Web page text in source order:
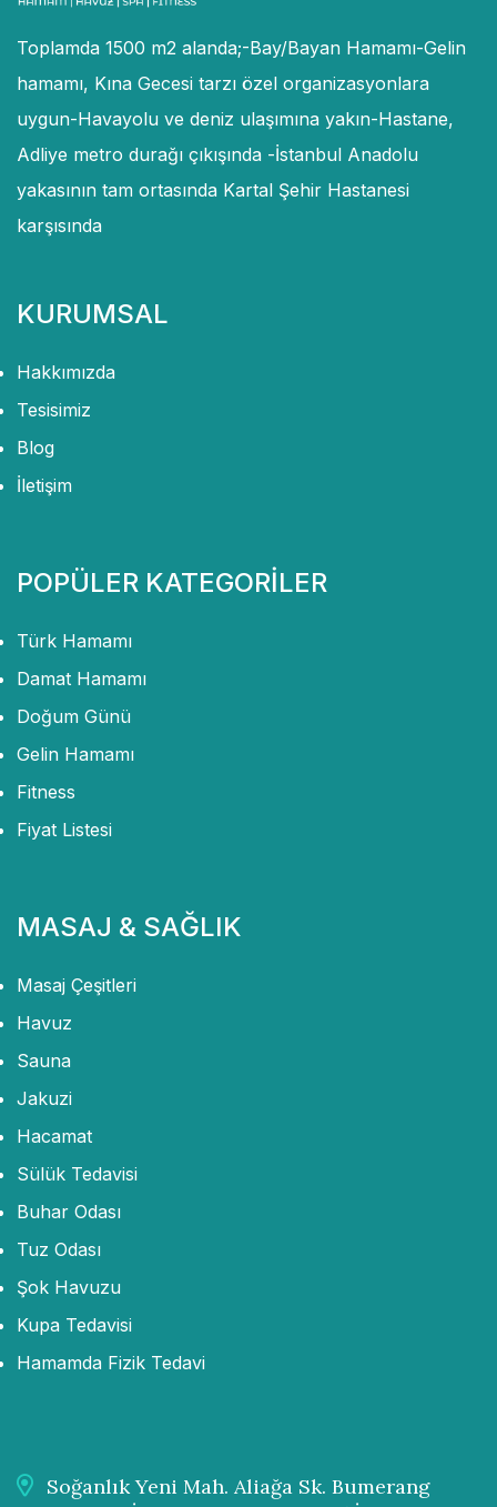
Toplamda 1500 m2 alanda;-Bay/Bayan Hamamı-Gelin
hamamı, Kına Gecesi tarzı özel organizasyonlara
uygun-Havayolu ve deniz ulaşımına yakın-Hastane,
Adliye metro durağı çıkışında -İstanbul Anadolu
yakasının tam ortasında Kartal Şehir Hastanesi
karşısında
KURUMSAL
Hakkımızda
Tesisimiz
Blog
İletişim
POPÜLER KATEGORİLER
Türk Hamamı
Damat Hamamı
Doğum Günü
Gelin Hamamı
Fitness
Fiyat Listesi
MASAJ & SAĞLIK
Masaj Çeşitleri
Havuz
Sauna
Jakuzi
Hacamat
Sülük Tedavisi
Buhar Odası
Tuz Odası
Şok Havuzu
Kupa Tedavisi
Hamamda Fizik Tedavi
Soğanlık Yeni Mah. Aliağa Sk. Bumerang